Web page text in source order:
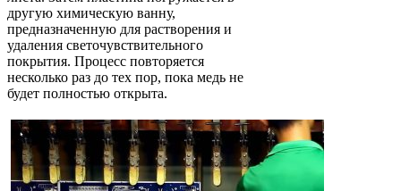
другую химическую ванну,
предназначенную для растворения и
удаления светочувствительного
покрытия. Процесс повторяется
несколько раз до тех пор, пока медь не
будет полностью открыта.